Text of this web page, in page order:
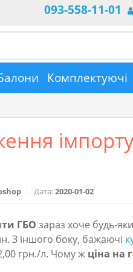
093-558-11-01
Комплектуючі
імпорту
Дата:2020-01-02
ГБО зараз хоче будь-
З іншого боку, бажаючі
грн./л. Чому ж ціна на